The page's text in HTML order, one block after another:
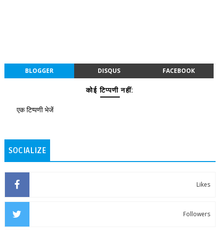
BLOGGER DISQUS FACEBOOK
कोई टिप्पणी नहीं:
एक टिप्पणी भेजें
SOCIALIZE
Likes
Followers